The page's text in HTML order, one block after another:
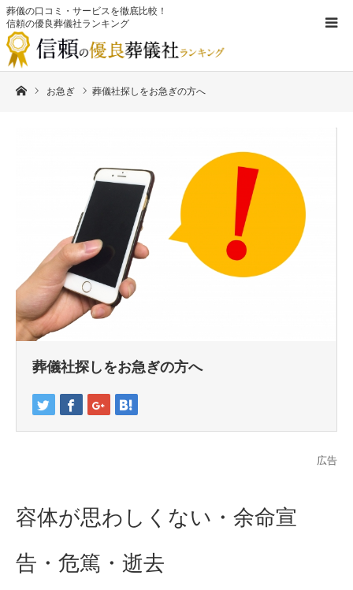
葬儀の口コミ・サービスを徹底比較！
信頼の優良葬儀社ランキング
ホームお急ぎ 葬儀社探しをお急ぎの方へ
葬儀社探しをお急ぎの方へ
広告
容体が思わしくない・余命宣
告・危篤・逝去